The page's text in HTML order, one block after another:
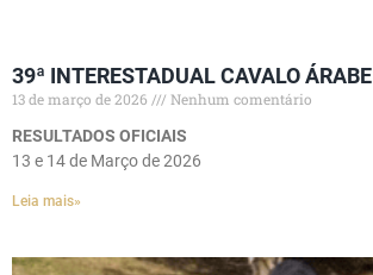
39ª INTERESTADUAL CAVALO ÁRABE
13 de março de 2026
Nenhum comentário
RESULTADOS OFICIAIS
13 e 14 de Março de 2026
Leia mais»